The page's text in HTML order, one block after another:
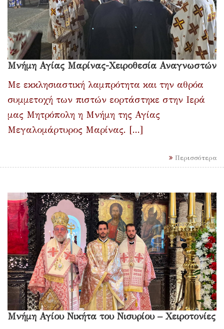
Μνήμη Αγίας Μαρίνας-Χειροθεσία Αναγνωστών
Με εκκλησιαστική λαμπρότητα και την αθρόα
συμμετοχή των πιστών εορτάστηκε στην Ιερά
μας Μητρόπολη η Μνήμη της Αγίας
Μεγαλομάρτυρος Μαρίνας. [...]
Περισσότερα
Μνήμη Αγίου Νικήτα του Νισυρίου – Χειροτονίες